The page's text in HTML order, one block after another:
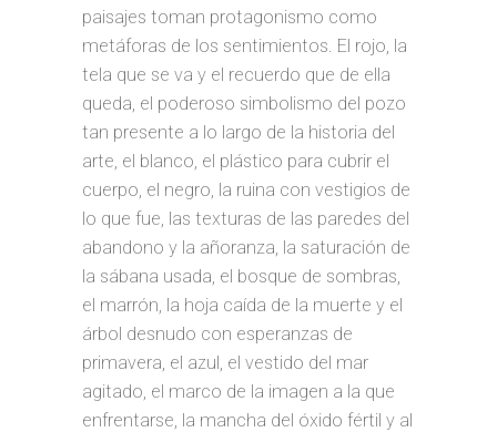
paisajes toman protagonismo como
metáforas de los sentimientos. El rojo, la
tela que se va y el recuerdo que de ella
queda, el poderoso simbolismo del pozo
tan presente a lo largo de la historia del
arte, el blanco, el plástico para cubrir el
cuerpo, el negro, la ruina con vestigios de
lo que fue, las texturas de las paredes del
abandono y la añoranza, la saturación de
la sábana usada, el bosque de sombras,
el marrón, la hoja caída de la muerte y el
árbol desnudo con esperanzas de
primavera, el azul, el vestido del mar
agitado, el marco de la imagen a la que
enfrentarse, la mancha del óxido fértil y al